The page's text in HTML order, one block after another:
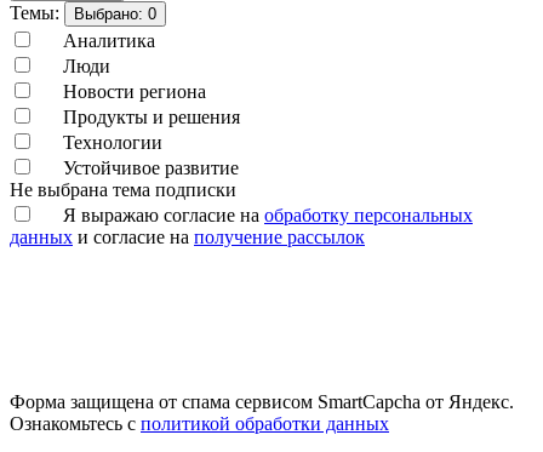
Темы: Выбрано: 0
Аналитика
Люди
Новости региона
Продукты и решения
Технологии
Устойчивое развитие
Не выбрана тема подписки
Я выражаю согласие на обработку персональных
данных и согласие на получение рассылок
Форма защищена от спама сервисом SmartCapcha от Яндекс.
Ознакомьтесь с политикой обработки данных